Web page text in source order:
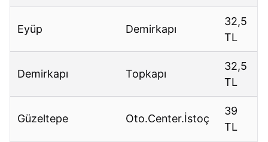
Eyüp Demirkapı
32,5
TL
Demirkapı Topkapı
32,5
TL
Güzeltepe Oto.Center.İstoç
39
TL